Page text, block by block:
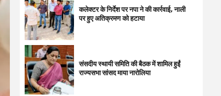
कलेक्टर के निर्देश पर नपा ने की कार्रवाई, नाली
पर हुए अतिक्रमण को हटाया
संसदीय स्थायी समिति की बैठक में शामिल हुईं
राज्यसभा सांसद माया नारोलिया